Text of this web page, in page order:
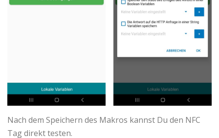
Nach dem Speichern des Makros kannst Du den NFC
Tag direkt testen.